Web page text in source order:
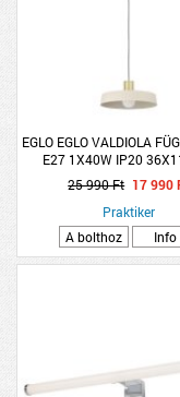
EGLO EGLO VALDIOLA
E27 1X40W IP20
HOMOK-CSISZOLT
25 990 Ft 17 990
Praktiker
A bolthoz
Info